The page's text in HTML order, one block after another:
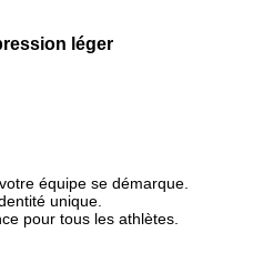
léger
équipe se démarque.
unique.
pour tous les athlètes.